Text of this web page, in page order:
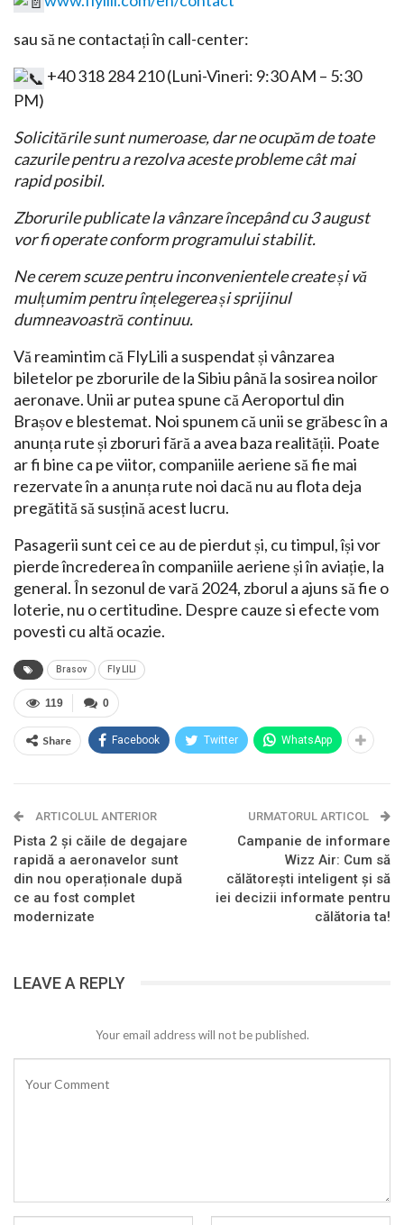
sau să ne contactați în call-center:
+40 318 284 210 (Luni-Vineri: 9:30 AM – 5:30
PM)
Solicitările sunt numeroase, dar ne ocupăm de toate
cazurile pentru a rezolva aceste probleme cât mai
rapid posibil.
Zborurile publicate la vânzare începând cu 3 august
vor fi operate conform programului stabilit.
Ne cerem scuze pentru inconvenientele create și vă
mulțumim pentru înțelegerea și sprijinul
dumneavoastră continuu.
Vă reamintim că FlyLili a suspendat și vânzarea
biletelor pe zborurile de la Sibiu până la sosirea noilor
aeronave. Unii ar putea spune că Aeroportul din
Brașov e blestemat. Noi spunem că unii se grăbesc în a
anunța rute și zboruri fără a avea baza realității. Poate
ar fi bine ca pe viitor, companiile aeriene să fie mai
rezervate în a anunța rute noi dacă nu au flota deja
pregătită să susțină acest lucru.
Pasagerii sunt cei ce au de pierdut și, cu timpul, își vor
pierde încrederea în companiile aeriene și în aviație, la
general. În sezonul de vară 2024, zborul a ajuns să fie o
loterie, nu o certitudine. Despre cauze si efecte vom
povesti cu altă ocazie.
Brasov Fly LILI
0
119
Share Facebook Twitter WhatsApp
ARTICOLUL ANTERIOR
Pista 2 și căile de degajare
rapidă a aeronavelor sunt
din nou operaționale după
ce au fost complet
modernizate
URMATORUL ARTICOL
Campanie de informare
Wizz Air: Cum să
călătorești inteligent și să
iei decizii informate pentru
călătoria ta!
LEAVE A REPLY
Your email address will not be published.